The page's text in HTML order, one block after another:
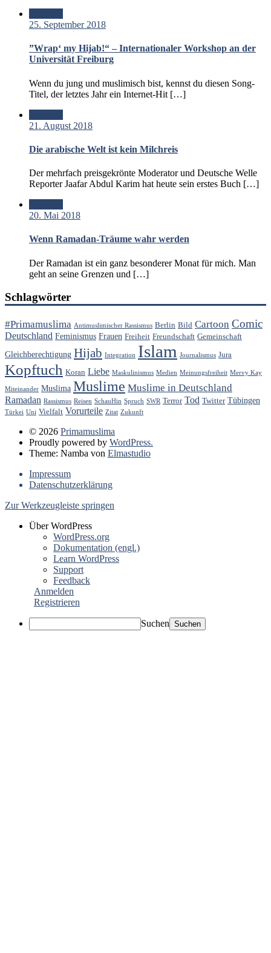
25. September 2018
”Wrap‘ my Hijab!“ – Internationaler Workshop an der
Universität Freiburg
Wenn du jung und muslimisch bist, kennst du diesen Song-
Titel, der letztes Jahr ein Internet-Hit […]
21. August 2018
Die arabische Welt ist kein Milchreis
Der mehrfach preisgekrönte Moderator und Deutsche Welle
Reporter Jaafar Abdul Karim hat heute sein erstes Buch […]
20. Mai 2018
Wenn Ramadan-Träume wahr werden
Der Ramadan ist ein ganz besonderer Monat für mich. Man
geht an seine Grenzen und […]
Schlagwörter
#Primamuslima Antimuslimischer Rassismus Berlin Bild Cartoon Comic
Deutschland Feminismus Frauen Freiheit Freundschaft Gemeinschaft
Gleichberechtigung Hijab Integration Islam Journalismus Jura
Kopftuch Koran Liebe Maskulinismus Medien Meinungsfreiheit Mervy Kay
Miteinander Muslima Muslime Muslime in Deutschland
Ramadan Rassismus Reisen SchauHin Spruch SWR Terror Tod Twitter Tübingen
Türkei Uni Vielfalt Vorurteile Zitat Zukunft
© 2026 Primamuslima
Proudly powered by WordPress.
Theme: Namba von Elmastudio
Impressum
Datenschutzerklärung
Zur Werkzeugleiste springen
Über WordPress
WordPress.org
Dokumentation (engl.)
Learn WordPress
Support
Feedback
Anmelden
Registrieren
Suchen